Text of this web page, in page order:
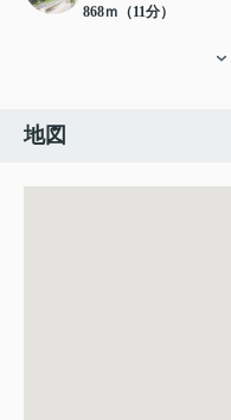
868ｍ（11分）
地図